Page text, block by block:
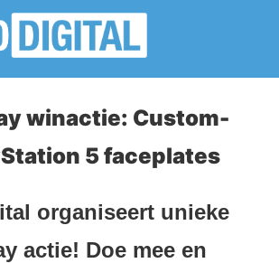
winactie: Custom-
5 faceplates
organiseert unieke
actie! Doe mee en